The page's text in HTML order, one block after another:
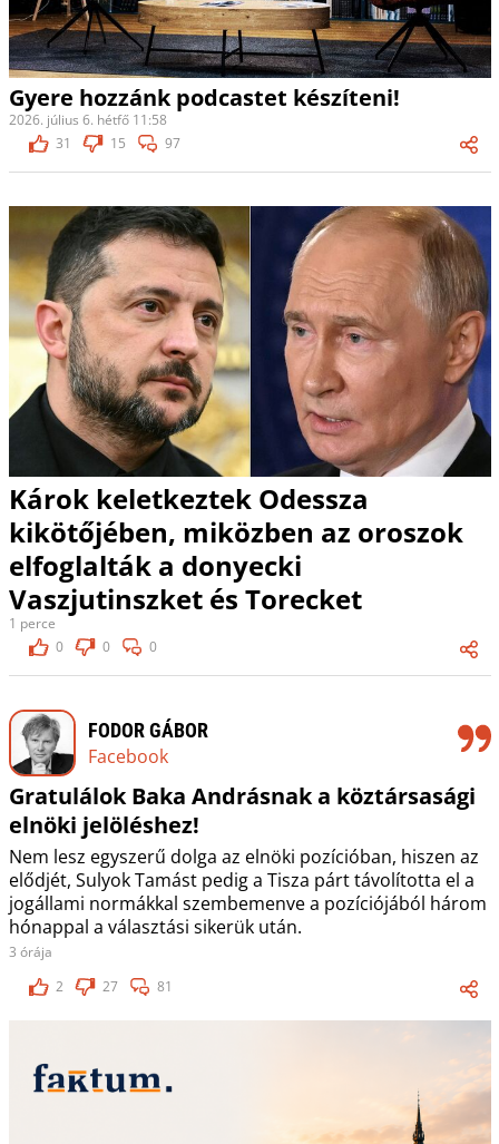
Gyere hozzánk podcastet készíteni!
2026. július 6. hétfő 11:58
31
15 97
Károk keletkeztek Odessza
kikötőjében, miközben az oroszok
elfoglalták a donyecki
Vaszjutinszket és Torecket
1 perce
0
0 0
FODOR GÁBOR
Facebook
Gratulálok Baka Andrásnak a köztársasági
elnöki jelöléshez!
Nem lesz egyszerű dolga az elnöki pozícióban, hiszen az
elődjét, Sulyok Tamást pedig a Tisza párt távolította el a
jogállami normákkal szembemenve a pozíciójából három
hónappal a választási sikerük után.
3 órája
2
27 81